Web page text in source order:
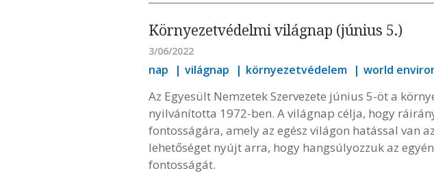
Környezetvédelmi világnap (június 5.)
3/06/2022
nap világnap környezetvédelem world
Az Egyesült Nemzetek Szervezete június 5-öt a
nyilvánította 1972-ben. A világnap célja, hogy
fontosságára, amely az egész világon hatással van
lehetőséget nyújt arra, hogy hangsúlyozzuk az
fontosságát.